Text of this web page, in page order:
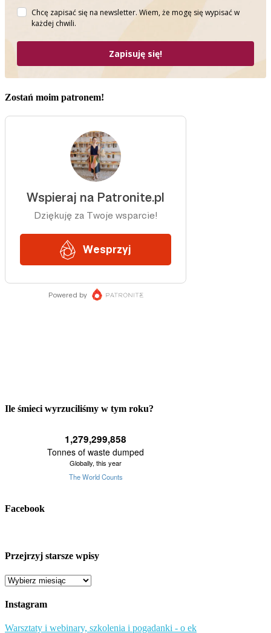
Chcę zapisać się na newsletter. Wiem, że mogę się wypisać w
każdej chwili.
Zapisuję się!
Zostań moim patronem!
Ile śmieci wyrzuciliśmy w tym roku?
Facebook
Przejrzyj starsze wpisy
Przejrzyj
wpisy
Instagram
Warsztaty i webinary, szkolenia i pogadanki - o ek